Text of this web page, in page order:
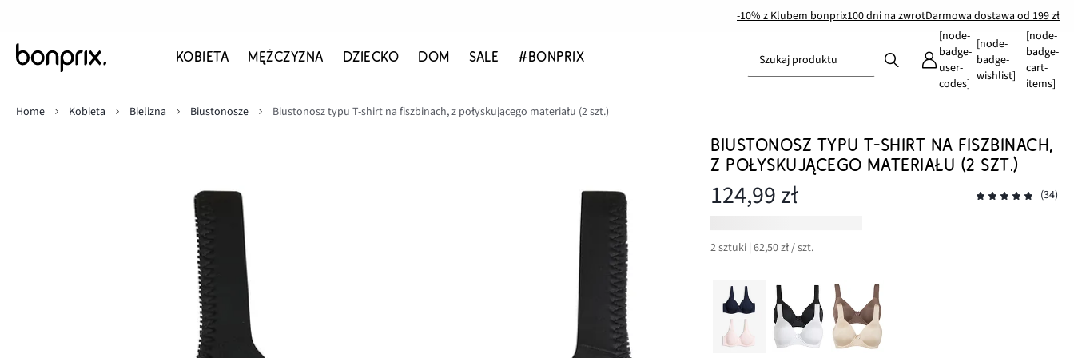
-10% z Klubem bonprix100 dni na zwrotDarmowa dostawa od 199 zł
KOBIETA MĘŻCZYZNA DZIECKO DOM SALE #BONPRIX Szukaj produktu
[node-
badge-
user-
codes]
[node-
badge-
wishlist]
[node-
badge-
cart-
items]
Home
Kobieta Bielizna Biustonosze Biustonosz typu T-shirt na fiszbinach, z połyskującego materiału (2 szt.)
BIUSTONOSZ TYPU T-SHIRT NA FISZBINACH,
Z POŁYSKUJĄCEGO MATERIAŁU (2 SZT.)
124,99 zł (34)
2 sztuki | 62,50 zł / szt.